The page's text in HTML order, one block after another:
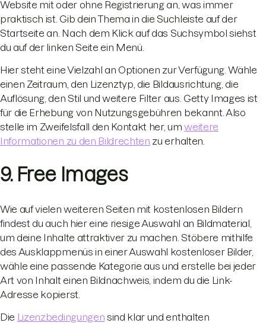
Website mit oder ohne Registrierung an, was immer
praktisch ist. Gib dein Thema in die Suchleiste auf der
Startseite an. Nach dem Klick auf das Suchsymbol siehst
du auf der linken Seite ein Menü.
Hier steht eine Vielzahl an Optionen zur Verfügung. Wähle
einen Zeitraum, den Lizenztyp, die Bildausrichtung, die
Auflösung, den Stil und weitere Filter aus. Getty Images ist
für die Erhebung von Nutzungsgebühren bekannt. Also
stelle im Zweifelsfall den Kontakt her, umweitere
Informationen zu den Bildrechten zu erhalten.
9. Free Images
Wie auf vielen weiteren Seiten mit kostenlosen Bildern
findest du auch hier eine riesige Auswahl an Bildmaterial,
um deine Inhalte attraktiver zu machen. Stöbere mithilfe
des Ausklappmenüs in einer Auswahl kostenloser Bilder,
wähle eine passende Kategorie aus und erstelle bei jeder
Art von Inhalt einen Bildnachweis, indem du die Link-
Adresse kopierst.
Die Lizenzbedingungen sind klar und enthalten